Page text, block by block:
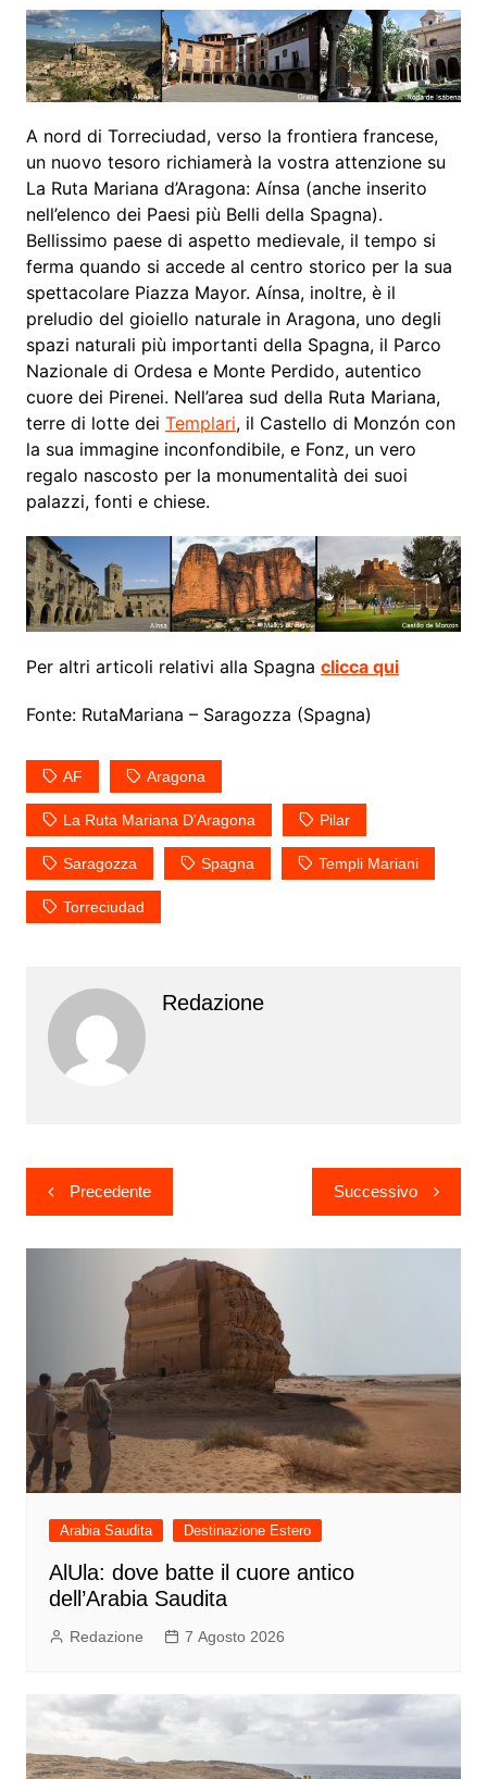
A nord di Torreciudad, verso la frontiera francese,
un nuovo tesoro richiamerà la vostra attenzione su
La Ruta Mariana d’Aragona: Aínsa (anche inserito
nell’elenco dei Paesi più Belli della Spagna).
Bellissimo paese di aspetto medievale, il tempo si
ferma quando si accede al centro storico per la sua
spettacolare Piazza Mayor. Aínsa, inoltre, è il
preludio del gioiello naturale in Aragona, uno degli
spazi naturali più importanti della Spagna, il Parco
Nazionale di Ordesa e Monte Perdido, autentico
cuore dei Pirenei. Nell’area sud della Ruta Mariana,
terre di lotte dei Templari, il Castello di Monzón con
la sua immagine inconfondibile, e Fonz, un vero
regalo nascosto per la monumentalità dei suoi
palazzi, fonti e chiese.
Per altri articoli relativi alla Spagna clicca qui
Fonte: RutaMariana – Saragozza (Spagna)
AF Aragona
La Ruta Mariana D'Aragona Pilar
Saragozza Spagna Templi Mariani
Torreciudad
Redazione
Navigazione
articoli
Precedente Successivo
Arabia Saudita Destinazione Estero
AlUla: dove batte il cuore antico
dell’Arabia Saudita
Redazione 7 Agosto 2026